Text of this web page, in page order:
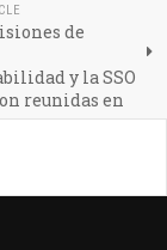
de
y la SSO
reunidas en